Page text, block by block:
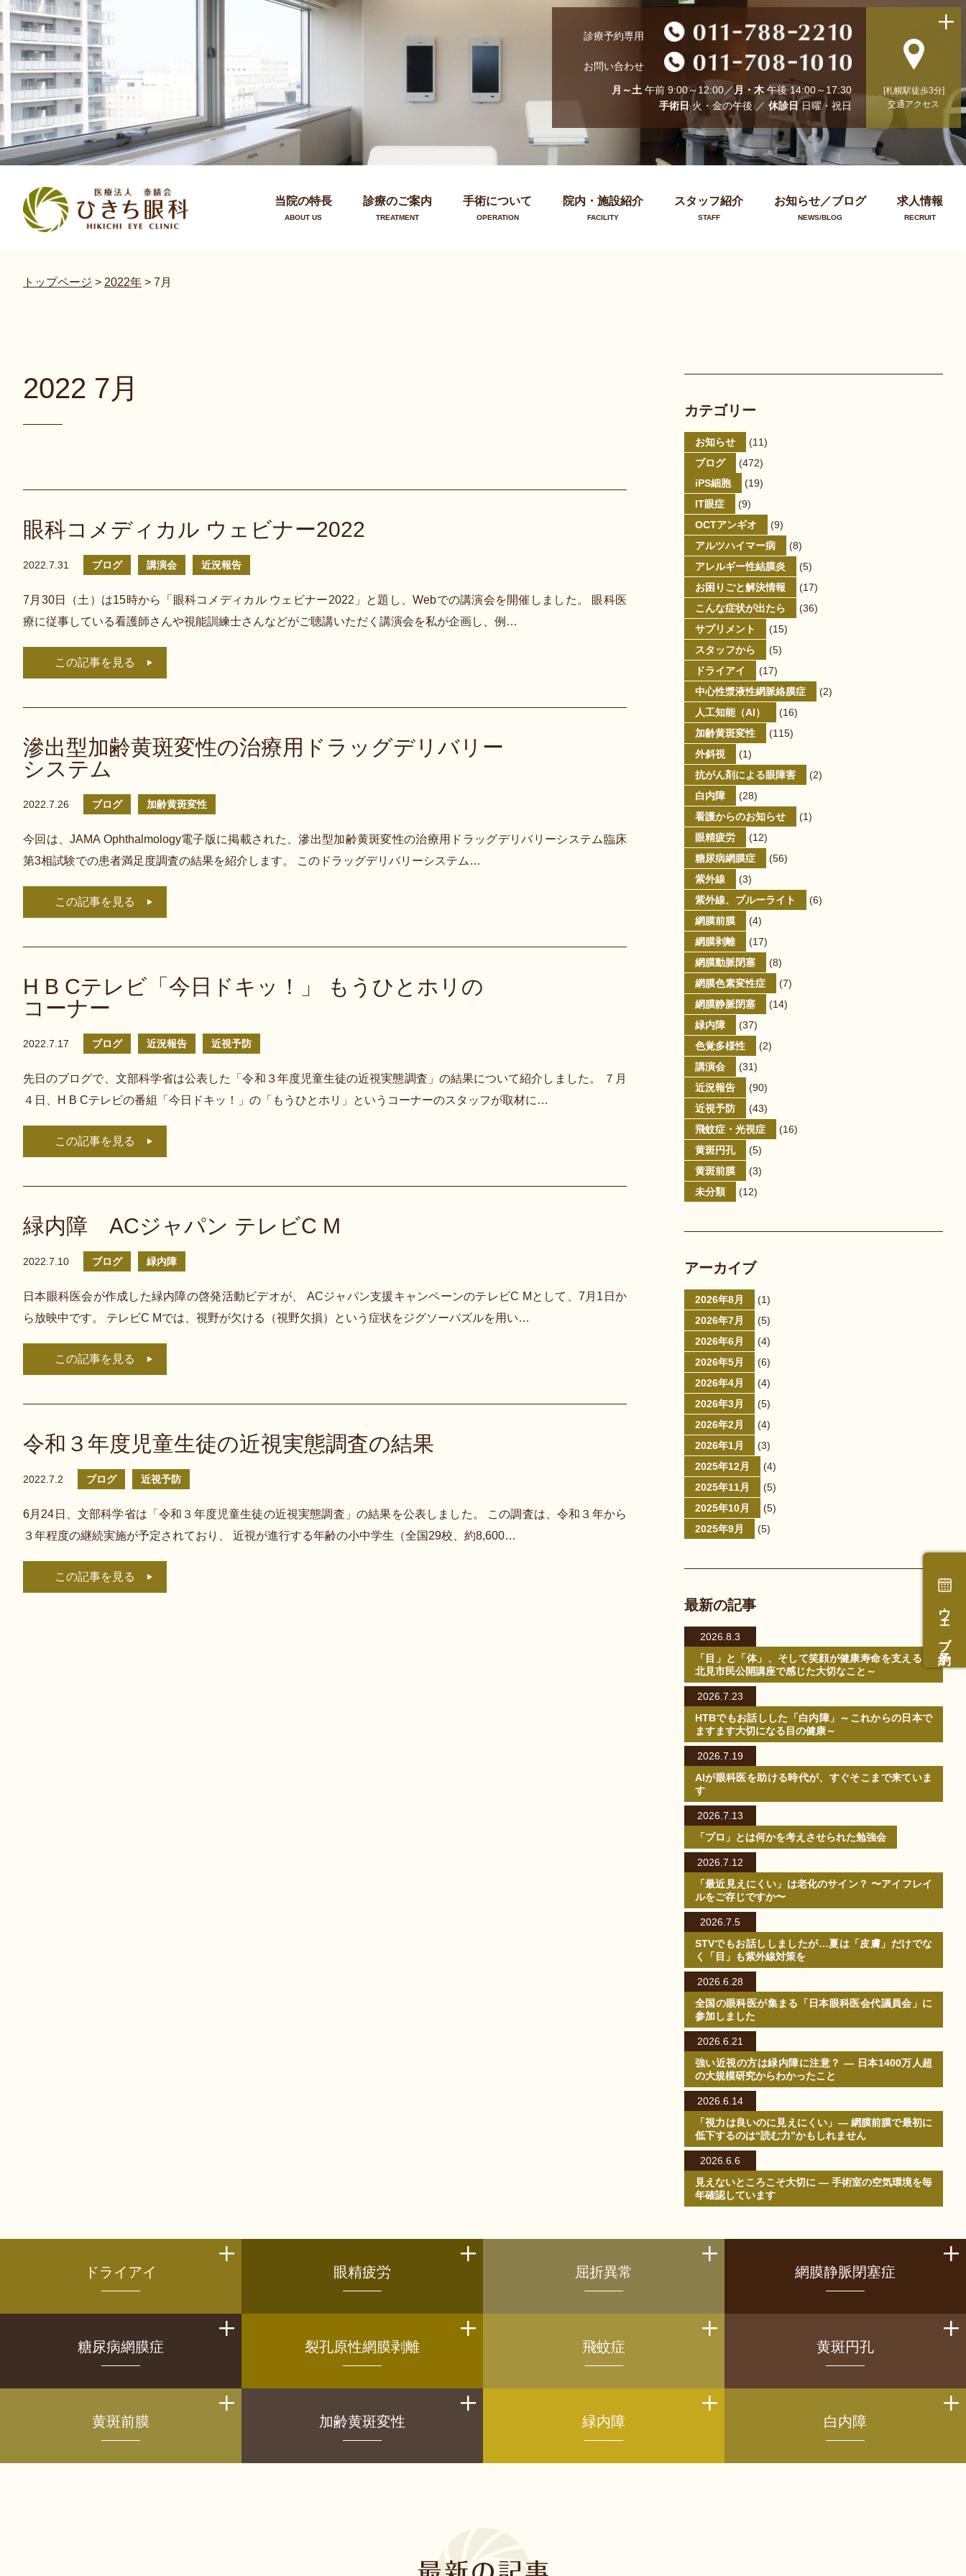
診療予約専用
お問い合わせ
月～土 午前 9:00～12:00／月・木 午後 14:00～17:30
手術日火・金の午後 ／ 休診日日曜・祝日
[札幌駅徒歩3分]
交通アクセス
当院の特長
ABOUT US
診療のご案内
TREATMENT
手術について
OPERATION
院内・施設紹介
FACILITY
スタッフ紹介
STAFF
お知らせ／ブログ
NEWS/BLOG
求人情報
RECRUIT
ウェブ予約
トップページ > 2022年 > 7月
2022 7月
眼科コメディカル ウェビナー2022
2022.7.31 ブログ 講演会 近況報告
7月30日（土）は15時から「眼科コメディカル ウェビナー2022」と題し、Webでの講演会を開催しました。 眼科医
療に従事している看護師さんや視能訓練士さんなどがご聴講いただく講演会を私が企画し、例…
この記事を見る
滲出型加齢黄斑変性の治療用ドラッグデリバリー
システム
2022.7.26 ブログ 加齢黄斑変性
今回は、JAMA Ophthalmology電子版に掲載された、滲出型加齢黄斑変性の治療用ドラッグデリバリーシステム臨床
第3相試験での患者満足度調査の結果を紹介します。 このドラッグデリバリーシステム…
この記事を見る
H B Cテレビ「今日ドキッ！」 もうひとホリの
コーナー
2022.7.17 ブログ 近況報告 近視予防
先日のブログで、文部科学省は公表した「令和３年度児童生徒の近視実態調査」の結果について紹介しました。 ７月
４日、H B Cテレビの番組「今日ドキッ！」の「もうひとホリ」というコーナーのスタッフが取材に…
この記事を見る
緑内障 ACジャパン テレビC M
2022.7.10 ブログ 緑内障
日本眼科医会が作成した緑内障の啓発活動ビデオが、 ACジャパン支援キャンペーンのテレビC Mとして、7月1日か
ら放映中です。 テレビC Mでは、視野が欠ける（視野欠損）という症状をジグソーパズルを用い…
この記事を見る
令和３年度児童生徒の近視実態調査の結果
2022.7.2 ブログ 近視予防
6月24日、文部科学省は「令和３年度児童生徒の近視実態調査」の結果を公表しました。 この調査は、令和３年から
３年程度の継続実施が予定されており、 近視が進行する年齢の小中学生（全国29校、約8,600…
この記事を見る
カテゴリー
お知らせ
(11)
ブログ
(472)
iPS細胞
(19)
IT眼症
(9)
OCTアンギオ
(9)
アルツハイマー病
(8)
アレルギー性結膜炎
(5)
お困りごと解決情報
(17)
こんな症状が出たら
(36)
サプリメント
(15)
スタッフから
(5)
ドライアイ
(17)
中心性漿液性網脈絡膜症
(2)
人工知能（AI）
(16)
加齢黄斑変性
(115)
外斜視
(1)
抗がん剤による眼障害
(2)
白内障
(28)
看護からのお知らせ
(1)
眼精疲労
(12)
糖尿病網膜症
(56)
紫外線
(3)
紫外線、ブルーライト
(6)
網膜前膜
(4)
網膜剥離
(17)
網膜動脈閉塞
(8)
網膜色素変性症
(7)
網膜静脈閉塞
(14)
緑内障
(37)
色覚多様性
(2)
講演会
(31)
近況報告
(90)
近視予防
(43)
飛蚊症・光視症
(16)
黄斑円孔
(5)
黄斑前膜
(3)
未分類
(12)
アーカイブ
2026年8月
(1)
2026年7月
(5)
2026年6月
(4)
2026年5月
(6)
2026年4月
(4)
2026年3月
(5)
2026年2月
(4)
2026年1月
(3)
2025年12月
(4)
2025年11月
(5)
2025年10月
(5)
2025年9月
(5)
最新の記事
2026.8.3
「目」と「体」、そして笑顔が健康寿命を支える～
北見市民公開講座で感じた大切なこと～
2026.7.23
HTBでもお話しした「白内障」～これからの日本で
ますます大切になる目の健康～
2026.7.19
AIが眼科医を助ける時代が、すぐそこまで来ていま
す
2026.7.13
「プロ」とは何かを考えさせられた勉強会
2026.7.12
「最近見えにくい」は老化のサイン？ 〜アイフレイ
ルをご存じですか〜
2026.7.5
STVでもお話ししましたが…夏は「皮膚」だけでな
く「目」も紫外線対策を
2026.6.28
全国の眼科医が集まる「日本眼科医会代議員会」に
参加しました
2026.6.21
強い近視の方は緑内障に注意？ ― 日本1400万人超
の大規模研究からわかったこと
2026.6.14
「視力は良いのに見えにくい」― 網膜前膜で最初に
低下するのは“読む力”かもしれません
2026.6.6
見えないところこそ大切に ― 手術室の空気環境を毎
年確認しています
ドライアイ 眼精疲労 屈折異常 網膜静脈閉塞症
糖尿病網膜症 裂孔原性網膜剥離 飛蚊症 黄斑円孔
黄斑前膜 加齢黄斑変性 緑内障 白内障